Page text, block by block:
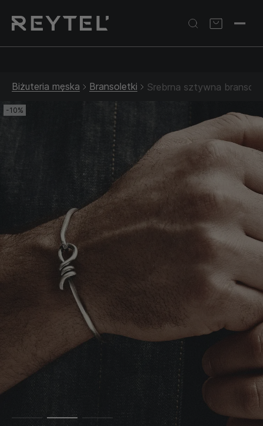
Złota biżuteria: –30% | Do 31.08
Biżuteria męska Bransoletki Srebrna sztywna
-10%